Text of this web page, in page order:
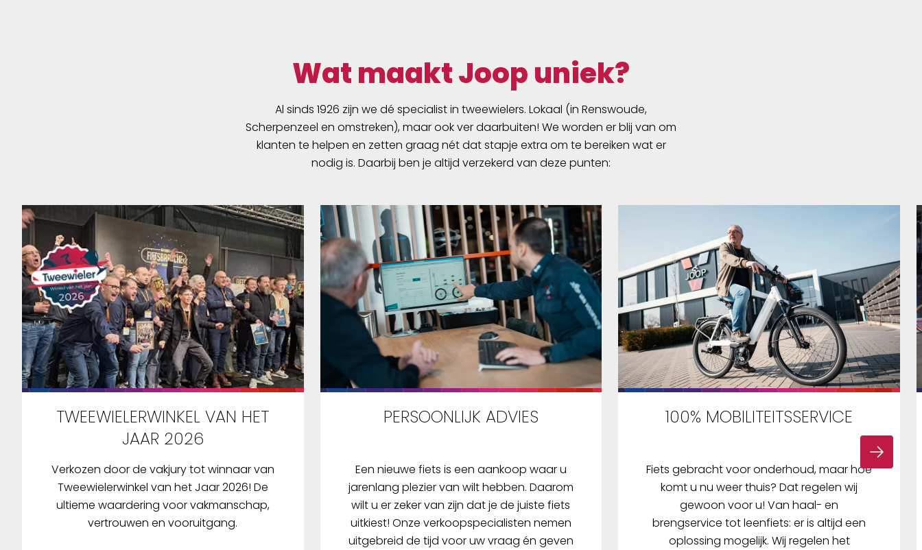
Wat maakt Joop uniek?
Al sinds 1926 zijn we dé specialist in tweewielers. Lokaal (in Renswoude,
Scherpenzeel en omstreken), maar ook ver daarbuiten! We worden er blij van om
klanten te helpen en zetten graag nét dat stapje extra om te bereiken wat er
nodig is. Daarbij ben je altijd verzekerd van deze punten:
TWEEWIELERWINKEL VAN HET
JAAR 2026
Verkozen door de vakjury tot winnaar van
Tweewielerwinkel van het Jaar 2026! De
ultieme waardering voor vakmanschap,
vertrouwen en vooruitgang.
PERSOONLIJK ADVIES
Een nieuwe fiets is een aankoop waar u
jarenlang plezier van wilt hebben. Daarom
wilt u er zeker van zijn dat je de juiste fiets
uitkiest! Onze verkoopspecialisten nemen
uitgebreid de tijd voor uw vraag én geven
100% MOBILITEITSSERVICE
Fiets gebracht voor onderhoud, maar hoe
komt u nu weer thuis? Dat regelen wij
gewoon voor u! Van haal- en
brengservice tot leenfiets: er is altijd een
oplossing mogelijk. Wij regelen het